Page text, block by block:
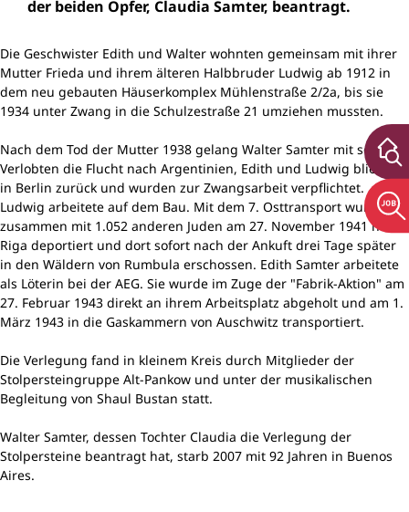
der beiden Opfer, Claudia Samter, beantragt.
Die Geschwister Edith und Walter wohnten gemeinsam mit ihrer
Mutter Frieda und ihrem älteren Halbbruder Ludwig ab 1912 in
dem neu gebauten Häuserkomplex Mühlenstraße 2/2a, bis sie
1934 unter Zwang in die Schulzestraße 21 umziehen mussten.
Nach dem Tod der Mutter 1938 gelang Walter Samter mit seiner
Verlobten die Flucht nach Argentinien, Edith und Ludwig blieben
in Berlin zurück und wurden zur Zwangsarbeit verpflichtet.
Ludwig arbeitete auf dem Bau. Mit dem 7. Osttransport wurde er
zusammen mit 1.052 anderen Juden am 27. November 1941 nach
Riga deportiert und dort sofort nach der Ankuft drei Tage später
in den Wäldern von Rumbula erschossen. Edith Samter arbeitete
als Löterin bei der AEG. Sie wurde im Zuge der "Fabrik-Aktion" am
27. Februar 1943 direkt an ihrem Arbeitsplatz abgeholt und am 1.
März 1943 in die Gaskammern von Auschwitz transportiert.
Die Verlegung fand in kleinem Kreis durch Mitglieder der
Stolpersteingruppe Alt-Pankow und unter der musikalischen
Begleitung von Shaul Bustan statt.
Walter Samter, dessen Tochter Claudia die Verlegung der
Stolpersteine beantragt hat, starb 2007 mit 92 Jahren in Buenos
Aires.